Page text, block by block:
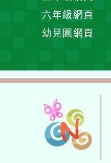
六年級網頁
幼兒園網頁